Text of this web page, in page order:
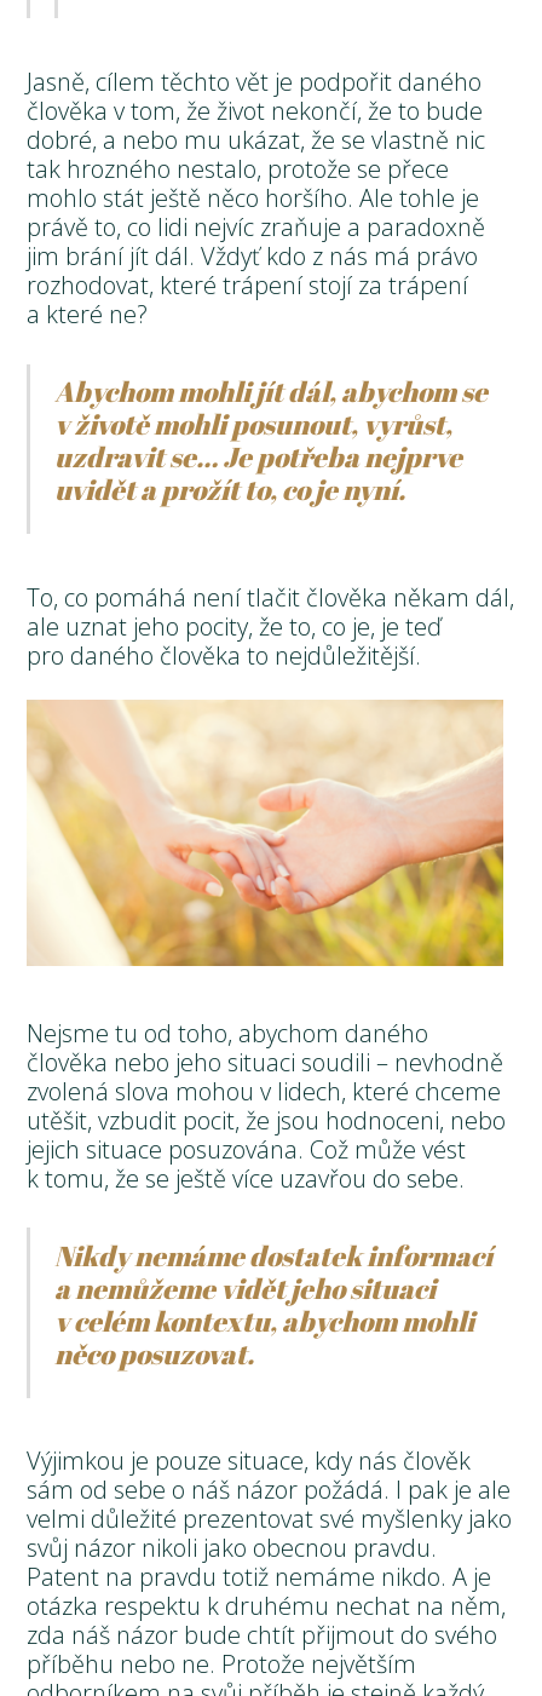
Jasně, cílem těchto vět je podpořit daného
člověka v tom, že život nekončí, že to bude
dobré, a nebo mu ukázat, že se vlastně nic
tak hrozného nestalo, protože se přece
mohlo stát ještě něco horšího. Ale tohle je
právě to, co lidi nejvíc zraňuje a paradoxně
jim brání jít dál. Vždyť kdo z nás má právo
rozhodovat, které trápení stojí za trápení
a které ne?
Abychom mohli jít dál, abychom se
v životě mohli posunout, vyrůst,
uzdravit se… Je potřeba nejprve
uvidět a prožít to, co je nyní.
To, co pomáhá není tlačit člověka někam dál,
ale uznat jeho pocity, že to, co je, je teď
pro daného člověka to nejdůležitější.
Nejsme tu od toho, abychom daného
člověka nebo jeho situaci soudili – nevhodně
zvolená slova mohou v lidech, které chceme
utěšit, vzbudit pocit, že jsou hodnoceni, nebo
jejich situace posuzována. Což může vést
k tomu, že se ještě více uzavřou do sebe.
Nikdy nemáme dostatek informací
a nemůžeme vidět jeho situaci
v celém kontextu, abychom mohli
něco posuzovat.
Výjimkou je pouze situace, kdy nás člověk
sám od sebe o náš názor požádá. I pak je ale
velmi důležité prezentovat své myšlenky jako
svůj názor nikoli jako obecnou pravdu.
Patent na pravdu totiž nemáme nikdo. A je
otázka respektu k druhému nechat na něm,
zda náš názor bude chtít přijmout do svého
příběhu nebo ne. Protože největším